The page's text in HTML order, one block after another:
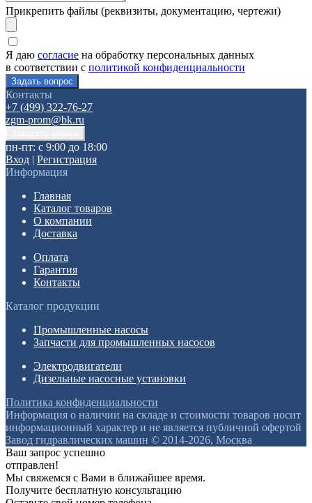
Прикрепить файлы (реквизиты, документацию, чертежи)
Я даю согласие на обработку персональных данных
в соответствии с политикой конфиденциальности
Контакты
+7 (499) 322-76-27
zgm-prom@bk.ru
пн-пт: с 9:00 до 18:00
Вход | Регистрация
Информация
Главная
Каталог товаров
О компании
Доставка
Оплата
Гарантия
Контакты
Каталог продукции
Промышленные насосы
Запчасти для промышленных насосов
Электродвигатели
Дизельные насосные установки
Политика конфиденциальности
Информация о наличии на складе и стоимости товаров носит
информационный характер и не является публичной офертой
Завод гидравлических машин © 2014-2026, Москва
Ваш запрос успешно
отправлен!
Мы свяжемся с Вами в ближайшее время.
Получите бесплатную консультацию